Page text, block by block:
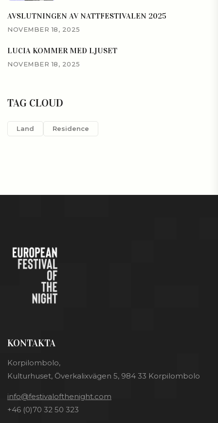
AVSLUTNINGEN AV NATTFESTIVALEN 2025
NOVEMBER 18, 2025
LUCIA KOMMER MED LJUSET
NOVEMBER 18, 2025
TAG CLOUD
Land Residence
KONTAKTA
Korpilombolo,
Kulturhuset, Överkalixvägen 5, 984 33 Korpilombolo
info@festivalofthenight.com
+46 (0)70 32 50 323